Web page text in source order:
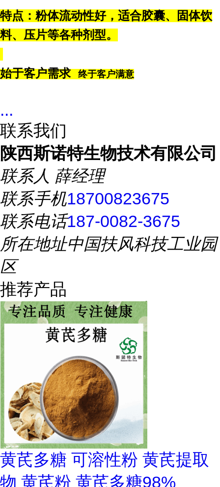
特点：粉体流动性好，适合胶囊、固体饮
料、压片等各种剂型。
始于客户需求终于客户满意
...
联系我们
陕西斯诺特生物技术有限公司
联系人 薛经理
联系手机18700823675
联系电话187-0082-3675
所在地址中国扶风科技工业园
区
推荐产品
黄芪多糖 可溶性粉 黄芪提取
物 黄芪粉 黄芪多糖98%